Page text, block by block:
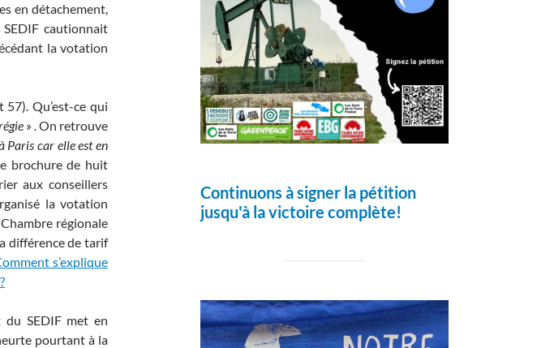
en détachement,
cautionnait
la votation
Qu’est-ce qui
» .On retrouve
Paris car elle est en
brochure de huit
aux conseillers
la votation
régionale
différence de tarif
s’explique
du SEDIF met en
pourtant à la
Continuons à signer la pétition
jusqu'à la victoire complète!